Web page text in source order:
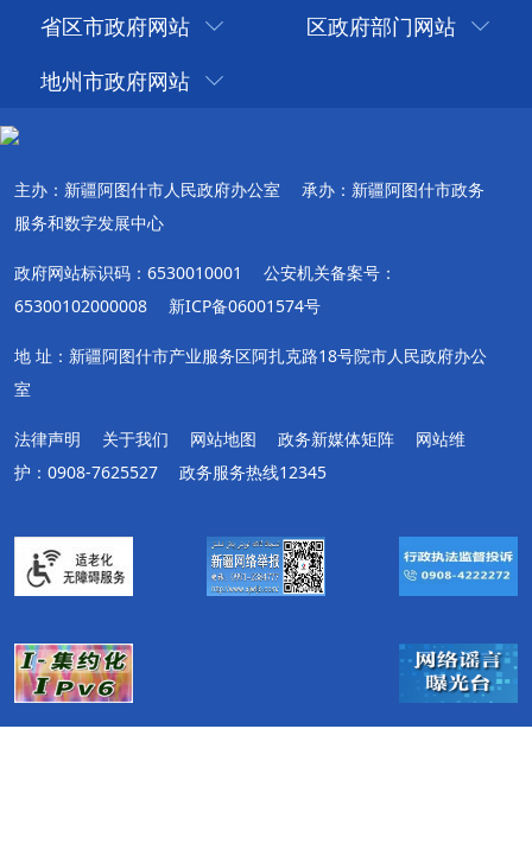
省区市政府网站
区政府部门网站
地州市政府网站
主办：新疆阿图什市人民政府办公室
承办：新疆阿图什市政务
服务和数字发展中心
政府网站标识码：6530010001
公安机关备案号：
65300102000008
新ICP备06001574号
地 址：新疆阿图什市产业服务区阿扎克路18号院市人民政府办公
室
法律声明 关于我们 网站地图 政务新媒体矩阵
网站维
护：0908-7625527
政务服务热线12345